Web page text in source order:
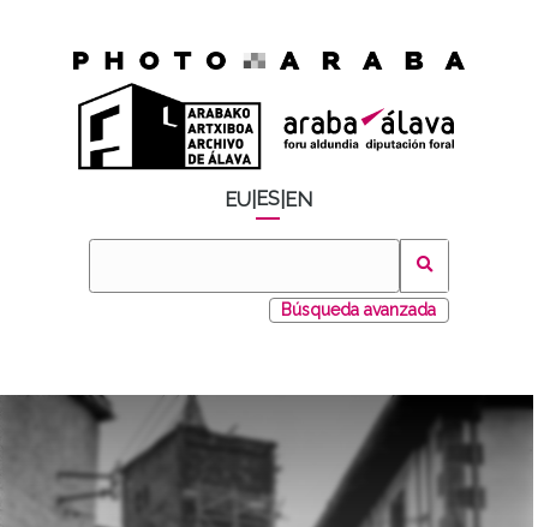
EU ES EN
Búsqueda avanzada